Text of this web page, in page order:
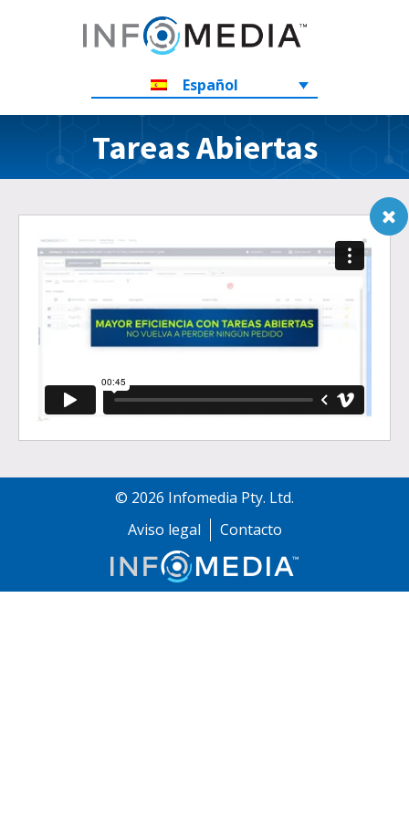
Español
Tareas Abiertas
© 2026 Infomedia Pty. Ltd.
Aviso legal
Contacto